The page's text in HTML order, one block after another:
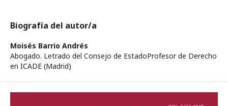
Biografía del autor/a
Moisés Barrio Andrés
Abogado. Letrado del Consejo de EstadoProfesor de Derecho
en ICADE (Madrid)